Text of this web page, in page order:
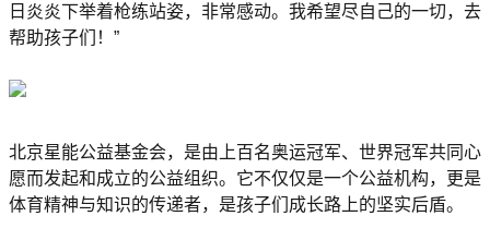
日炎炎下举着枪练站姿，非常感动。我希望尽自己的一切，去
帮助孩子们！”
北京星能公益基金会，是由上百名奥运冠军、世界冠军共同心
愿而发起和成立的公益组织。它不仅仅是一个公益机构，更是
体育精神与知识的传递者，是孩子们成长路上的坚实后盾。